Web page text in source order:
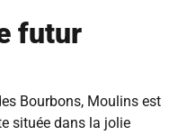
futur
Bourbons, Moulins est
située dans la jolie